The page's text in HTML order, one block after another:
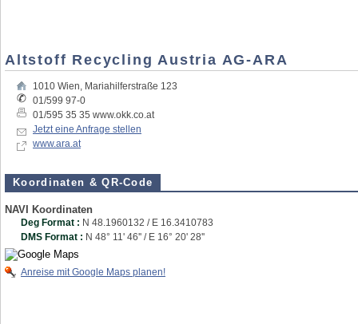
Altstoff Recycling Austria AG-ARA
1010 Wien, Mariahilferstraße 123
01/599 97-0
01/595 35 35 www.okk.co.at
Jetzt eine Anfrage stellen
www.ara.at
Koordinaten & QR-Code
NAVI Koordinaten
Deg Format : N 48.1960132 / E 16.3410783
DMS Format : N 48° 11' 46'' / E 16° 20' 28''
Anreise mit Google Maps planen!